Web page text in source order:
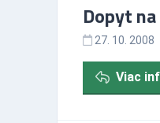
Dopyt
27. 10. 2008
Viac